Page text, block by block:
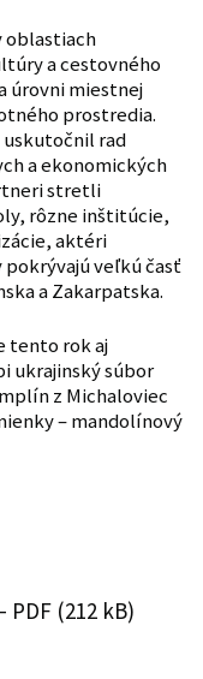
oblastiach
a cestovného
úrovni miestnej
prostredia.
uskutočnil rad
a ekonomických
stretli
rôzne inštitúcie,
aktéri
veľkú časť
a Zakarpatska.
tento rok aj
ukrajinský súbor
z Michaloviec
– mandolínový
PDF (212 kB)